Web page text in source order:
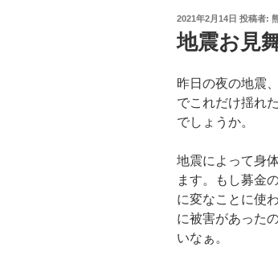
投
稿
日:
2021年2月14日 投稿者:
地震お見
昨日の夜の地震
でこれだけ揺れ
でしょうか。
地震によって身
ます。もし募金
に変なことに使
に被害があった
いなぁ。